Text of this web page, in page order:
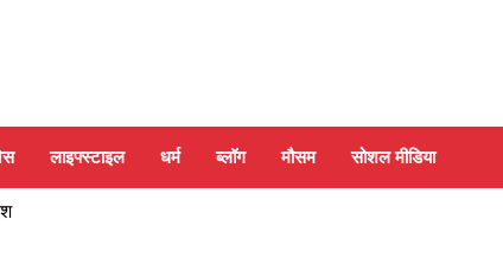
लाइफ्स्टाइल धर्म ब्लॉग मौसम सोशल मीडिया